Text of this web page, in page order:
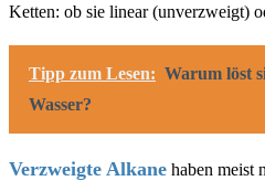
Ketten: ob sie linear (unverzweigt)
Tipp zum Lesen: Warum löst
Wasser?
Verzweigte Alkane haben meist